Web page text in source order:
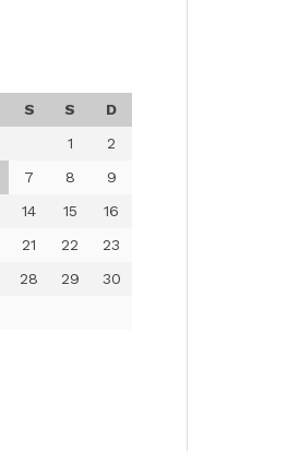
S S
D
1
2
7 8
9
14 15
16
21 22
23
28 29
30